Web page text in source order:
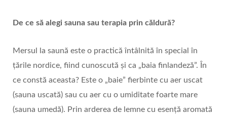
De ce să alegi sauna sau terapia prin căldură?
Mersul la saună este o practică întâlnită în special în
țările nordice, fiind cunoscută și ca „baia finlandeză”. În
ce constă aceasta? Este o „baie” fierbinte cu aer uscat
(sauna uscată) sau cu aer cu o umiditate foarte mare
(sauna umedă). Prin arderea de lemne cu esență aromată